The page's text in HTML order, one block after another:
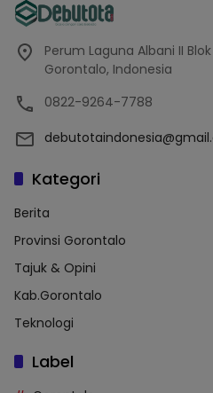
Perum Laguna Albani II
Gorontalo, Indonesia
0822-9264-7788
Kategori
Berita
Provinsi Gorontalo
Tajuk & Opini
Kab.Gorontalo
Teknologi
Label